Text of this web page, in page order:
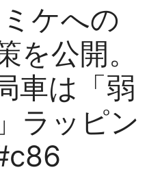
ケへの
を公開。
車は「弱
ラッピン